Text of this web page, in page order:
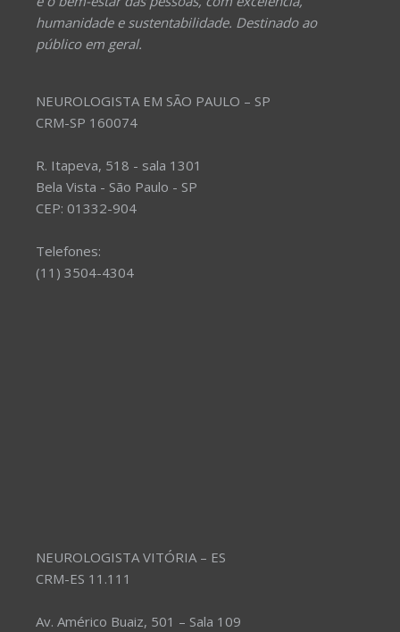
humanidade e sustentabilidade. Destinado ao
público em geral.
NEUROLOGISTA EM SÃO PAULO – SP
CRM-SP 160074
R. Itapeva, 518 - sala 1301
Bela Vista - São Paulo - SP
CEP: 01332-904
Telefones:
(11) 3504-4304
NEUROLOGISTA VITÓRIA – ES
CRM-ES 11.111
Av. Américo Buaiz, 501 – Sala 109